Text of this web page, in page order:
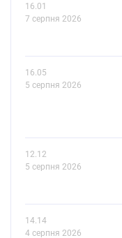
16.01
7 серпня 2026
16.05
5 серпня 2026
12.12
5 серпня 2026
14.14
4 серпня 2026